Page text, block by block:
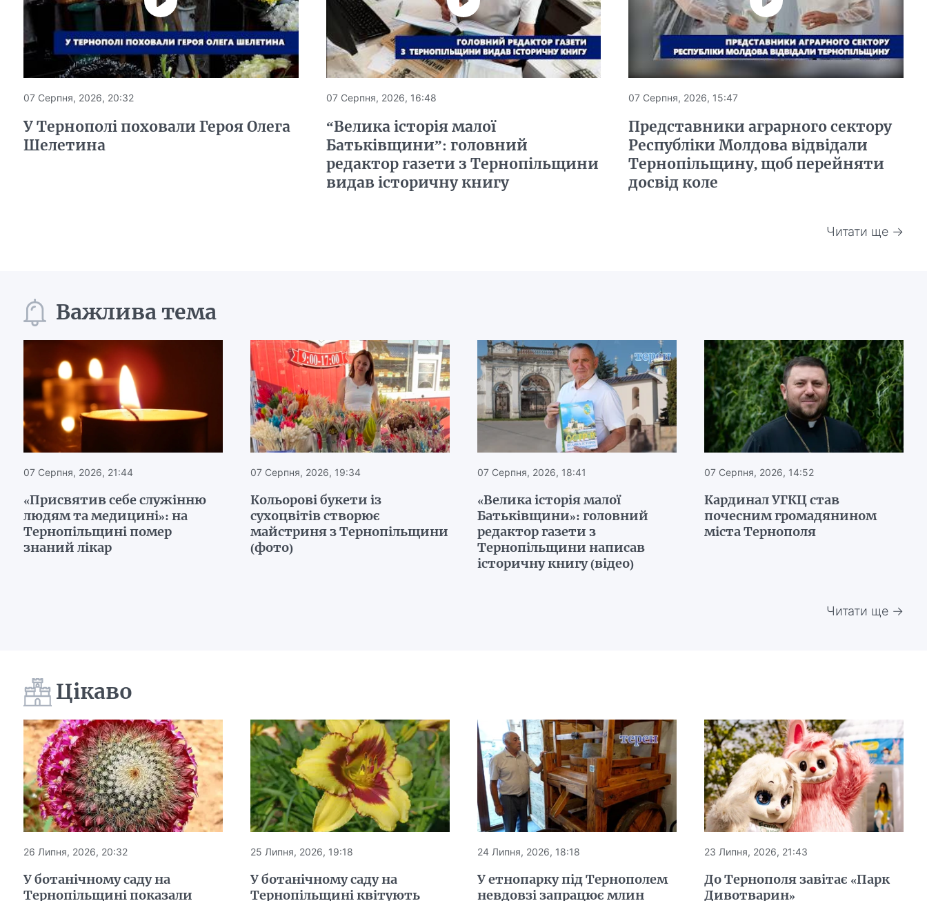
07 Серпня, 2026, 20:32
У Тернополі поховали Героя Олега
Шелетина
07 Серпня, 2026, 16:48
“Велика історія малої
Батьківщини”: головний
редактор газети з Тернопільщини
видав історичну книгу
07 Серпня, 2026, 15:47
Представники аграрного сектору
Республіки Молдова відвідали
Тернопільщину, щоб перейняти
досвід коле
Читати ще →
Важлива тема
07 Серпня, 2026, 21:44
«Присвятив себе служінню
людям та медицині»: на
Тернопільщині помер
знаний лікар
07 Серпня, 2026, 19:34
Кольорові букети із
сухоцвітів створює
майстриня з Тернопільщини
(фото)
07 Серпня, 2026, 18:41
«Велика історія малої
Батьківщини»: головний
редактор газети з
Тернопільщини написав
історичну книгу (відео)
07 Серпня, 2026, 14:52
Кардинал УГКЦ став
почесним громадянином
міста Тернополя
Читати ще →
Цікаво
26 Липня, 2026, 20:32
У ботанічному саду на
Тернопільщині показали
25 Липня, 2026, 19:18
У ботанічному саду на
Тернопільщині квітують
24 Липня, 2026, 18:18
У етнопарку під Тернополем
невдовзі запрацює млин
23 Липня, 2026, 21:43
До Тернополя завітає «Парк
Дивотварин»